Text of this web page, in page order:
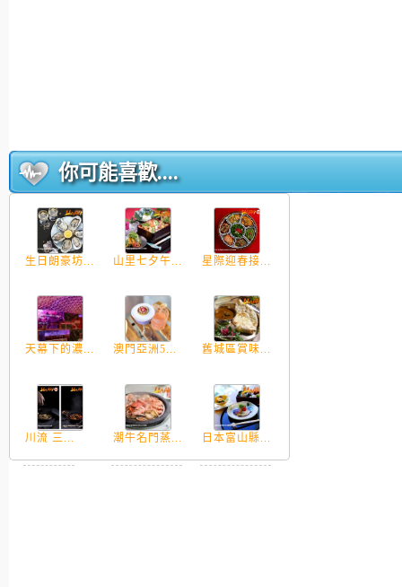
你可能喜歡....
生日朗豪坊... 山里七夕午... 星際迎春接...
天幕下的濃... 澳門亞洲5... 舊城區賞味...
川流 三... 潮牛名門蒸... 日本富山縣...